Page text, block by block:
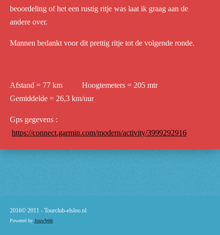
beoordeling of het een rustig ritje was laat ik graag aan de
andere over.
Mannen bedankt voor dit prettig ritje tot de volgende ronde.
Afstand = 77 km Hoogtemeters = 205 mtr
Gemiddelde = 26,3 km/uur
Gps gegevens :
https://connect.garmin.com/modern/activity/3999292916
2016© 2011 - Tourclub-elsloo.nl
Powered by JouwWeb